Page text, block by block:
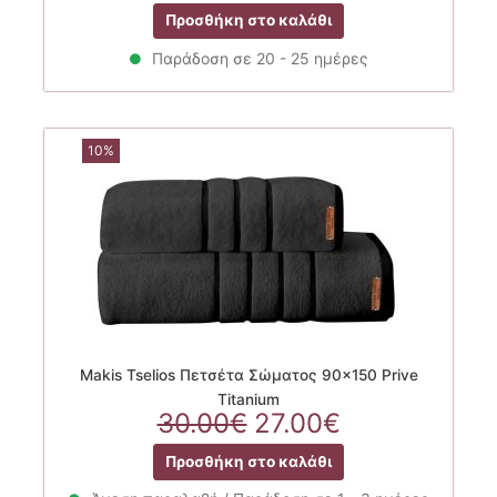
was:
6.90€.
τιμή
είναι:
Προσθήκη στο καλάθι
Παράδοση σε 20 - 25 ημέρες
10%
Makis Tselios Πετσέτα Σώματος 90×150 Prive
Titanium
30.00€ Original
price
was:
27.00€Η
τρέχουσα
τιμή
Προσθήκη στο καλάθι